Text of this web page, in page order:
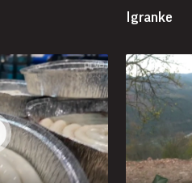
Igranke